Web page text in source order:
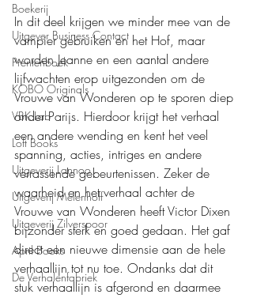
Boekerij
Uitgever Business Contact
Prentenboek
KOBO Originals
VBK Lab
Loft Books
Uitgeverij Lannoo
Uitgeverij Melenhoff
Uitgeverij Zilverspoor
April Books
De Verhalenfabriek
In dit deel krijgen we minder mee van de
vampier gebruiken en het Hof, maar
worden Jeanne en een aantal andere
lijfwachten erop uitgezonden om de
Vrouwe van Wonderen op te sporen diep
onder Parijs. Hierdoor krijgt het verhaal
een andere wending en kent het veel
spanning, acties, intriges en andere
verrassende gebeurtenissen. Zeker de
waarheid en het verhaal achter de
Vrouwe van Wonderen heeft Victor Dixen
bijzonder sterk en goed gedaan. Het gaf
direct een nieuwe dimensie aan de hele
verhaallijn tot nu toe. Ondanks dat dit
stuk verhaallijn is afgerond en daarmee